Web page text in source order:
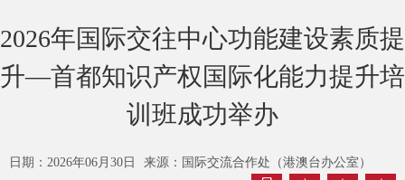
2026年国际交往中心功能建设素质提
升—首都知识产权国际化能力提升培
训班成功举办
日期：2026年06月30日
来源：国际交流合作处（港澳台办公室）